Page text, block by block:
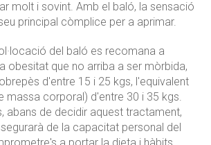
molt i sovint. Amb el baló, la sensació
principal còmplice per a aprimar.
del baló es recomana a
obesitat que no arriba a ser mòrbida,
d'entre 15 i 25 kgs, l'equivalent
massa corporal) d'entre 30 i 35 kgs.
abans de decidir aquest tractament,
de la capacitat personal del